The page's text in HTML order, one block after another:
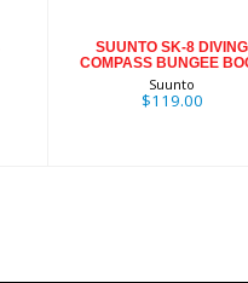
SUUNTO SK-8 DIVING
COMPASS BUNGEE
Suunto
$119.00